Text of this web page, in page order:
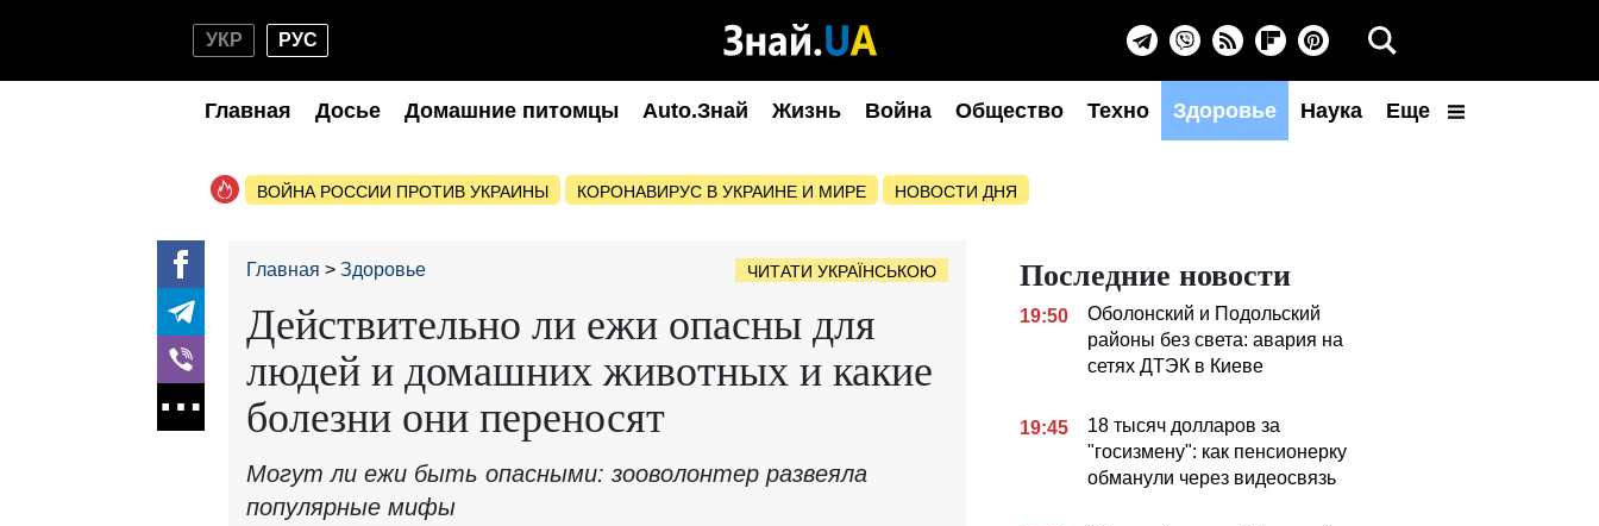
УКР РУС
Главная Досье Домашние питомцы Auto.Знай Жизнь Война Общество Техно Здоровье Наука Еще
ВОЙНА РОССИИ ПРОТИВ УКРАИНЫ КОРОНАВИРУС В УКРАИНЕ И МИРЕ НОВОСТИ ДНЯ
Главная Здоровье ЧИТАТИ УКРАЇНСЬКОЮ
Действительно ли ежи опасны для
людей и домашних животных и какие
болезни они переносят
Могут ли ежи быть опасными: зооволонтер развеяла
популярные мифы
Последние новости
19:50
Оболонский и Подольский
районы без света: авария на
сетях ДТЭК в Киеве
19:45
18 тысяч долларов за
"госизмену": как пенсионерку
обманули через видеосвязь